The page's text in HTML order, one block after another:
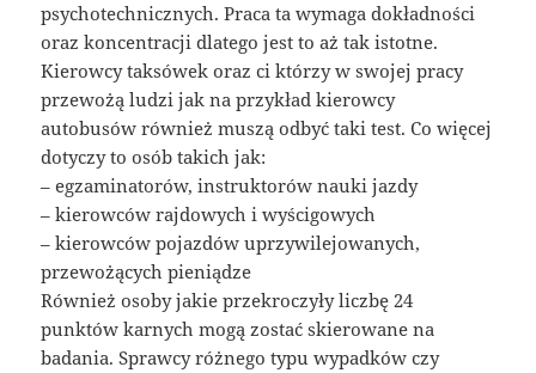
psychotechnicznych. Praca ta wymaga dokładności
oraz koncentracji dlatego jest to aż tak istotne.
Kierowcy taksówek oraz ci którzy w swojej pracy
przewożą ludzi jak na przykład kierowcy
autobusów również muszą odbyć taki test. Co więcej
dotyczy to osób takich jak:
– egzaminatorów, instruktorów nauki jazdy
– kierowców rajdowych i wyścigowych
– kierowców pojazdów uprzywilejowanych,
przewożących pieniądze
Również osoby jakie przekroczyły liczbę 24
punktów karnych mogą zostać skierowane na
badania. Sprawcy różnego typu wypadków czy